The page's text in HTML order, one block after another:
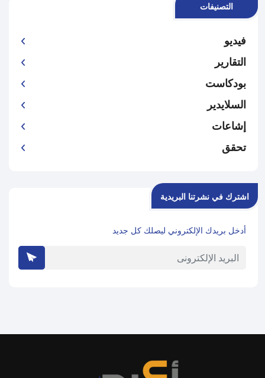
التصنيفات
فيديو
التقارير
بودكاست
السلايدير
إشاعات
تحقق
اشترك في نشرتنا البريدية
أدخل بريدك الإلكتروني ليصلك كل جديد